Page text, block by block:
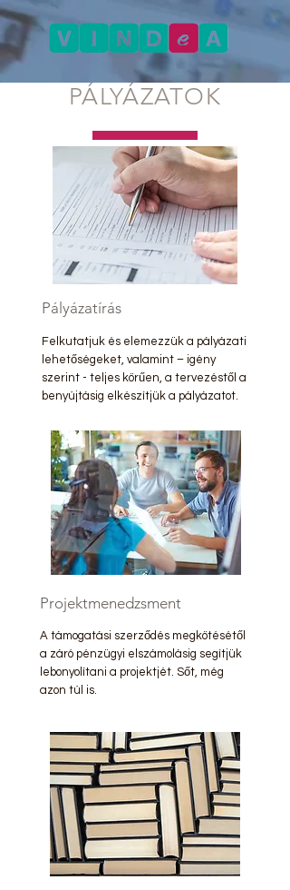
PÁLYÁZATOK
Pályázatírás
Felkutatjuk és elemezzük a pályázati
lehetőségeket, valamint – igény
szerint - teljes körűen, a tervezéstől a
benyújtásig elkészítjük a pályázatot.
Projektmenedzsment
A támogatási szerződés megkötésétől
a záró pénzügyi elszámolásig segítjük
lebonyolítani a projektjét. Sőt, még
azon túl is.